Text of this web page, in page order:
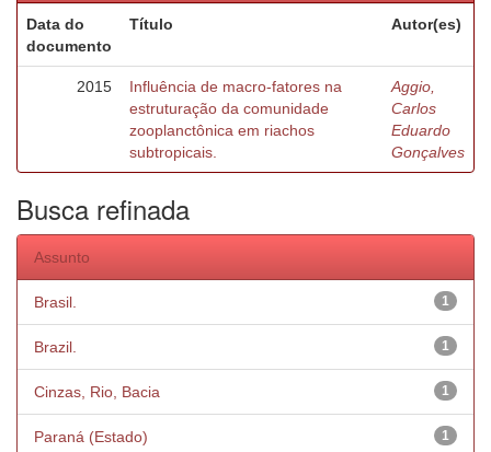
Data do
documento
Título Autor(es)
2015
Influência de macro-fatores na
estruturação da comunidade
zooplanctônica em riachos
subtropicais.
Aggio,
Carlos
Eduardo
Gonçalves
Busca refinada
Assunto
1
Brasil.
1
Brazil.
1
Cinzas, Rio, Bacia
1
Paraná (Estado)